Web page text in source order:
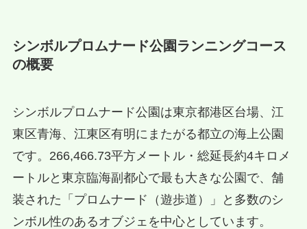
シンボルプロムナード公園ランニングコース
の概要
シンボルプロムナード公園は東京都港区台場、江
東区青海、江東区有明にまたがる都立の海上公園
です。266,466.73平方メートル・総延長約4キロメ
ートルと東京臨海副都心で最も大きな公園で、舗
装された「プロムナード（遊歩道）」と多数のシ
ンボル性のあるオブジェを中心としています。